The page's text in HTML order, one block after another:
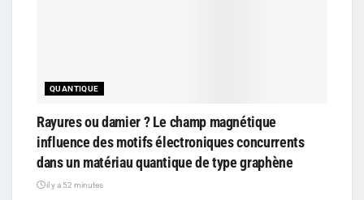
QUANTIQUE
Rayures ou damier ? Le champ magnétique
influence des motifs électroniques concurrents
dans un matériau quantique de type graphène
il y a 52 minutes